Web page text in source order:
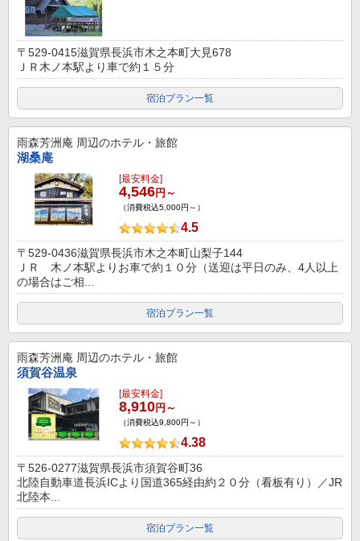
〒529-0415滋賀県長浜市木之本町大見678
ＪＲ木ノ本駅より車で約１５分
宿泊プラン一覧
雨森芳洲庵 周辺のホテル・旅館
湖桑庵
[最安料金]
4,546円～
（消費税込5,000円～）
4.5
〒529-0436滋賀県長浜市木之本町山梨子144
ＪＲ 木ノ本駅よりお車で約１０分（送迎は平日のみ、4人以上
の場合はご相...
宿泊プラン一覧
雨森芳洲庵 周辺のホテル・旅館
須賀谷温泉
[最安料金]
8,910円～
（消費税込9,800円～）
4.38
〒526-0277滋賀県長浜市須賀谷町36
北陸自動車道長浜ICより国道365経由約２０分（看板有り）／JR
北陸本...
宿泊プラン一覧